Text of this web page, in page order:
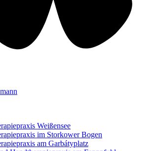
Weißensee
im Storkower Bogen
am Garbátyplatz